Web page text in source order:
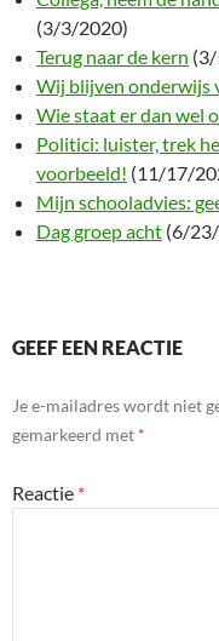
(3/3/2020)
Terug naar de kern
Wij blijven onderwijs
Wie staat er dan wel
Politici: luister, trek
voorbeeld! (11/17/
Mijn schooladvies:
Dag groep acht (6/
GEEF EEN REACTIE
Je e-mailadres wordt niet
gemarkeerd met *
Reactie *